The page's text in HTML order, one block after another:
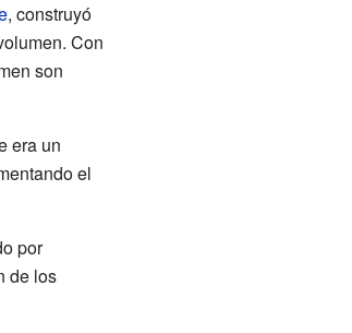
, construyó
Con
son
era un
el
por
de los